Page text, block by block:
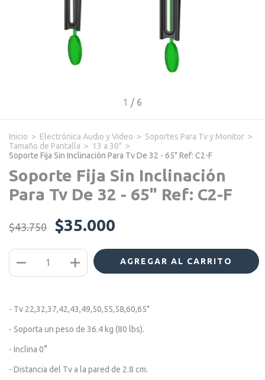
1 / 6
Inicio > Electrónica Audio y Video > Soportes Para Tv y Monitor >
Tamaño de Pantalla > 13 a 30" >
Soporte Fija Sin Inclinación Para Tv De 32 - 65" Ref: C2-F
Soporte Fija Sin Inclinación
Para Tv De 32 - 65" Ref: C2-F
$43.750 $35.000
- Tv 22,32,37,42,43,49,50,55,58,60,65"
- Soporta un peso de 36.4 kg (80 lbs).
- Inclina 0°
- Distancia del Tv a la pared de 2.8 cm.